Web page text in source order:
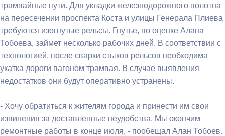
трамвайные пути. Для укладки железнодорожного полотна
на пересечении проспекта Коста и улицы Генерала Плиева
требуются изогнутые рельсы. Гнутье, по оценке Алана
Тобоева, займет несколько рабочих дней. В соответствии с
технологией, после сварки стыков рельсов необходима
укатка дороги вагоном трамвая. В случае выявления
недостатков они будут оперативно устранены.
- Хочу обратиться к жителям города и принести им свои
извинения за доставленные неудобства. Мы окончим
ремонтные работы в конце июля, - пообещал Алан Тобоев.